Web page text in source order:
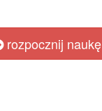
rozpocznij naukę